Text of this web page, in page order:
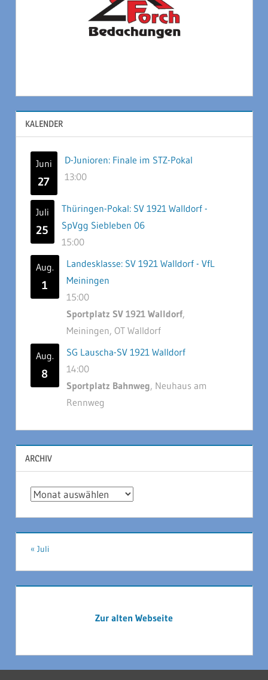
KALENDER
Juni
27
D-Junioren: Finale im STZ-Pokal
13:00
Juli
25
Thüringen-Pokal: SV 1921 Walldorf -
SpVgg Siebleben 06
15:00
Aug.
1
Landesklasse: SV 1921 Walldorf - VfL
Meiningen
15:00
Sportplatz SV 1921 Walldorf,
Meiningen, OT Walldorf
Aug.
8
SG Lauscha-SV 1921 Walldorf
14:00
Sportplatz Bahnweg, Neuhaus am
Rennweg
ARCHIV
Archiv
« Juli
Zur alten Webseite